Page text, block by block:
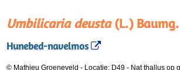
Umbilicaria deusta(L.) Baumg.
Hunebed-navelmos
© Mathieu Groeneveld - Locatie: D49 - Nat thallus op